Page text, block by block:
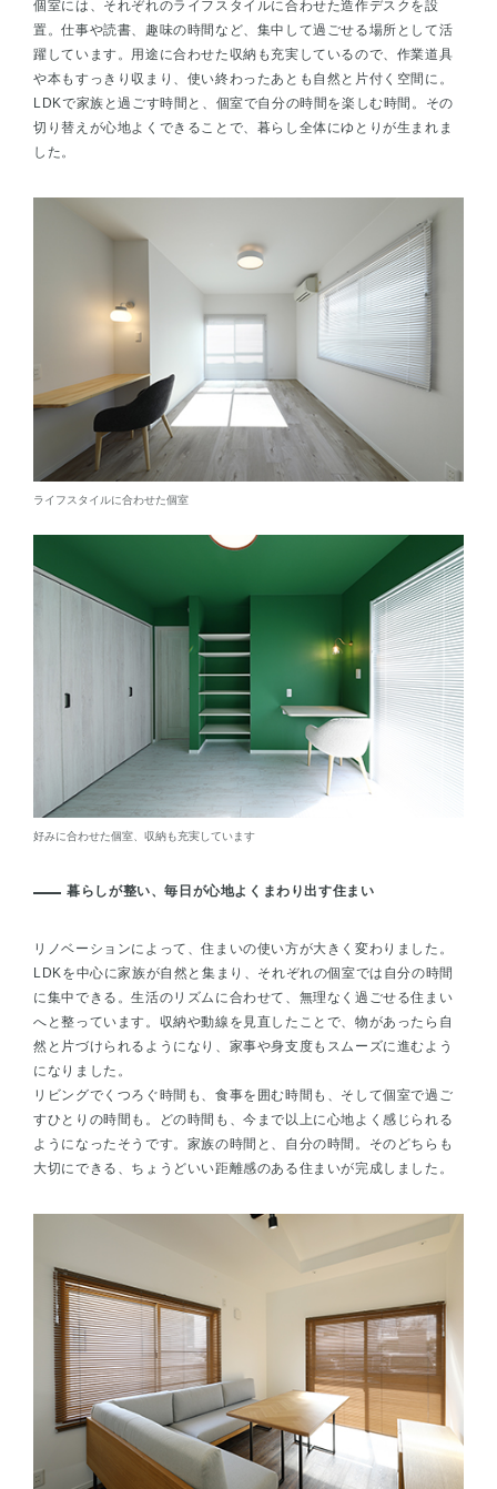
個室には、それぞれのライフスタイルに合わせた造作デスクを設
置。仕事や読書、趣味の時間など、集中して過ごせる場所として活
躍しています。用途に合わせた収納も充実しているので、作業道具
や本もすっきり収まり、使い終わったあとも自然と片付く空間に。
LDKで家族と過ごす時間と、個室で自分の時間を楽しむ時間。その
切り替えが心地よくできることで、暮らし全体にゆとりが生まれま
した。
ライフスタイルに合わせた個室
好みに合わせた個室、収納も充実しています
暮らしが整い、毎日が心地よくまわり出す住まい
リノベーションによって、住まいの使い方が大きく変わりました。
LDKを中心に家族が自然と集まり、それぞれの個室では自分の時間
に集中できる。生活のリズムに合わせて、無理なく過ごせる住まい
へと整っています。収納や動線を見直したことで、物があったら自
然と片づけられるようになり、家事や身支度もスムーズに進むよう
になりました。
リビングでくつろぐ時間も、食事を囲む時間も、そして個室で過ご
すひとりの時間も。どの時間も、今まで以上に心地よく感じられる
ようになったそうです。家族の時間と、自分の時間。そのどちらも
大切にできる、ちょうどいい距離感のある住まいが完成しました。